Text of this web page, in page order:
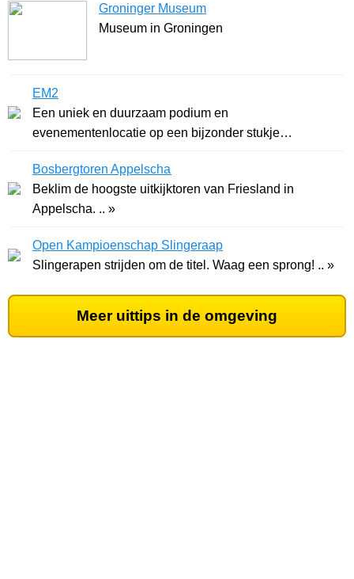
Groninger Museum
Museum in Groningen
EM2
Een uniek en duurzaam podium en
evenementenlocatie op een bijzonder stukje
Bosbergtoren Appelscha
Beklim de hoogste uitkijktoren van Friesland in
Appelscha. .. »
Open Kampioenschap Slingeraap
Slingerapen strijden om de titel. Waag een sprong! .. »
Meer uittips in de omgeving